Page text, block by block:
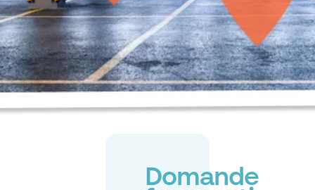
Domande